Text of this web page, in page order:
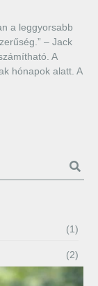
a leggyorsabb
– Jack
A
hónapok alatt. A
(1)
(2)